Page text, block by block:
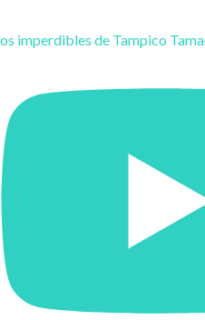
imperdibles de Tampico